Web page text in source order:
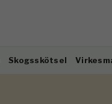
Skogsskötsel